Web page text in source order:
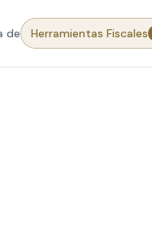
de Herramientas Fiscales